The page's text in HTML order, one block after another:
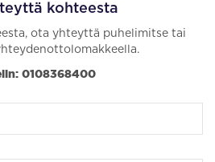
kohteesta
ota yhteyttä puhelimitse tai
0108368400